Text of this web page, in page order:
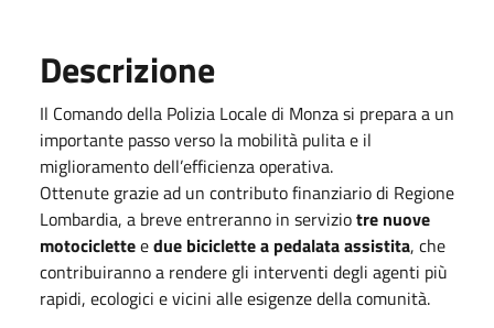
Descrizione
Il Comando della Polizia Locale di Monza si prepara a un
importante passo verso la mobilità pulita e il
miglioramento dell’efficienza operativa.
Ottenute grazie ad un contributo finanziario di Regione
Lombardia, a breve entreranno in serviziotre nuove
motocicletteedue biciclettea pedalata assistita, che
contribuiranno a rendere gli interventi degli agenti più
rapidi, ecologici e vicini alle esigenze della comunità.